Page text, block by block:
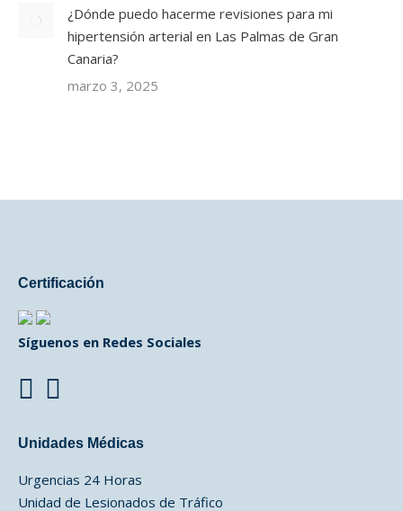
¿Dónde puedo hacerme revisiones para mi
hipertensión arterial en Las Palmas de Gran
Canaria?
marzo 3, 2025
Certificación
Síguenos en Redes Sociales
Unidades Médicas
Urgencias 24 Horas
Unidad de Lesionados de Tráfico